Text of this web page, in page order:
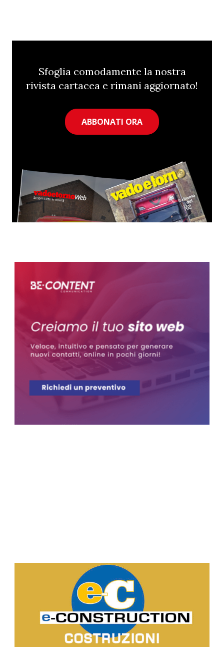
Sfoglia comodamente la nostra
rivista cartacea e rimani aggiornato!
ABBONATI ORA